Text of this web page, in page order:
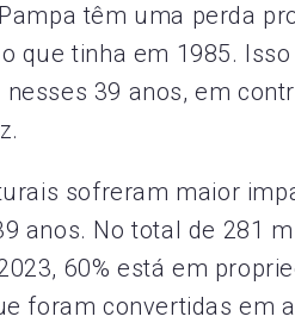
têm uma perda
que tinha em 1985.
39 anos, em
sofreram maior
anos. No total de 281
60% está em
foram convertidas em